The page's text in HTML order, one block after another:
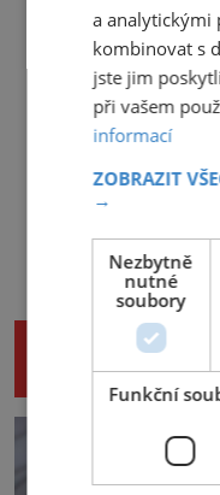
NENECHTE
a analytickými
kombinovat s
jste jim
při vašem
informací
ZOBRAZIT
→
Nezbytně
nutné
soubory
Funkční